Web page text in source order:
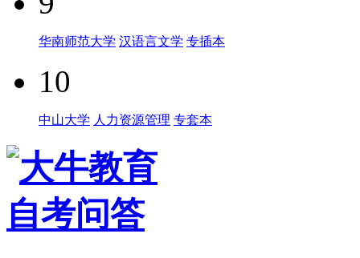
华南师范大学 汉语言文学 专插本
10
中山大学 人力资源管理 专套本